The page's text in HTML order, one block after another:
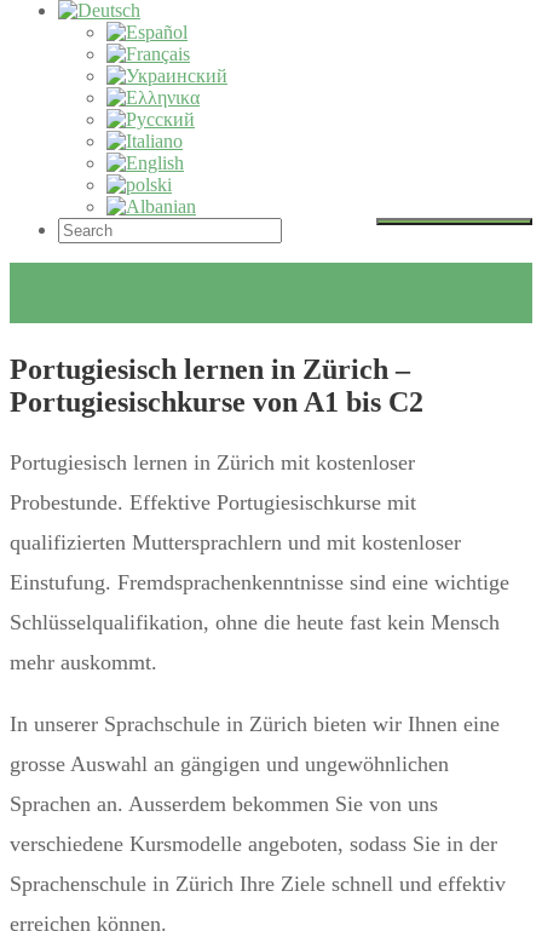
Portugiesisch lernen in Zürich –
Portugiesischkurse von A1 bis C2
Portugiesisch lernen in Zürich mit kostenloser
Probestunde. Effektive Portugiesischkurse mit
qualifizierten Muttersprachlern und mit kostenloser
Einstufung. Fremdsprachenkenntnisse sind eine wichtige
Schlüsselqualifikation, ohne die heute fast kein Mensch
mehr auskommt.
In unserer Sprachschule in Zürich bieten wir Ihnen eine
grosse Auswahl an gängigen und ungewöhnlichen
Sprachen an. Ausserdem bekommen Sie von uns
verschiedene Kursmodelle angeboten, sodass Sie in der
Sprachenschule in Zürich Ihre Ziele schnell und effektiv
erreichen können.